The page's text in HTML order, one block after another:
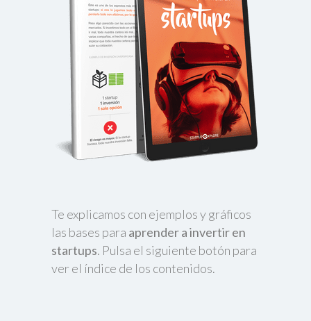
Te explicamos con ejemplos y gráficos
las bases para aprender a invertir en
startups. Pulsa el siguiente botón para
ver el índice de los contenidos.